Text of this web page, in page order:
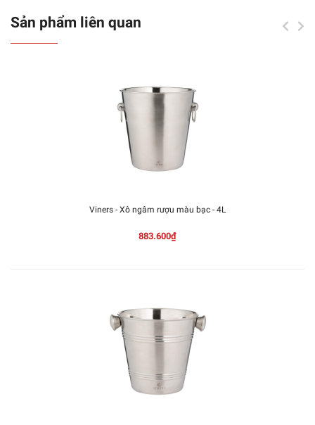
Sản phẩm liên quan
Viners - Xô ngâm rượu màu bạc - 4L
883.600₫